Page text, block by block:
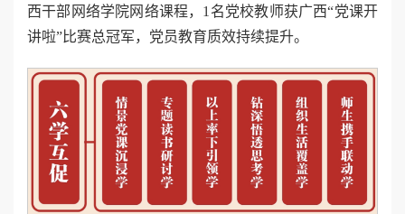
西干部网络学院网络课程，1名党校教师获广西“党课开
讲啦”比赛总冠军，党员教育质效持续提升。